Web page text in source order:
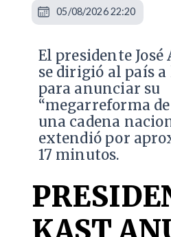
El presidente
se dirigió al país a
para anunciar su
“megarreforma
una cadena
extendió por
17 minutos.
05/08/2026 22:20